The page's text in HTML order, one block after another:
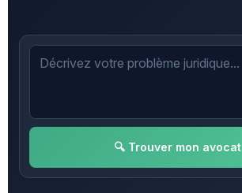
🔍 Trouver mon avocat